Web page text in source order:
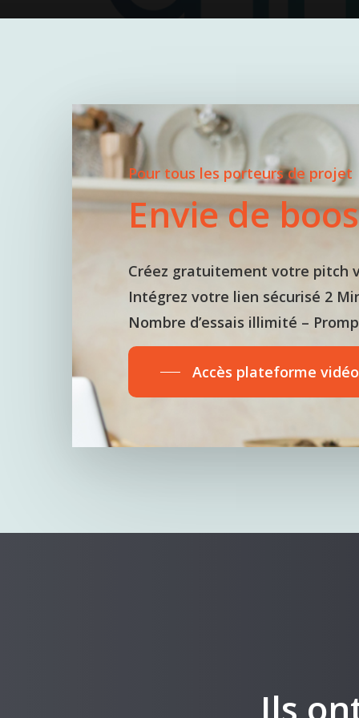
Hit enter to search or ESC to close
Pour tous les porteurs de projet
Envie de
Créez gratuitement votre pitch
Intégrez votre lien sécurisé 2
Nombre d’essais illimité –
Accès plateforme vidéo
Ils